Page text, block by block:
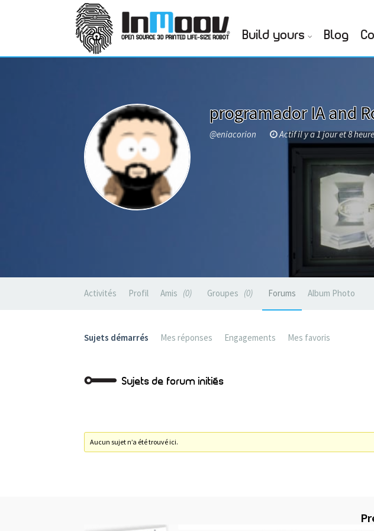
Build yours Blog
programador IA and
@eniacorion Actif il y a 1 jour et 8
Activités Profil Amis 0 Groupes 0 Forums Album Photo
Sujets démarrés Mes réponses Engagements Mes favoris
Sujets de forum initiés
Aucun sujet n’a été trouvé ici.